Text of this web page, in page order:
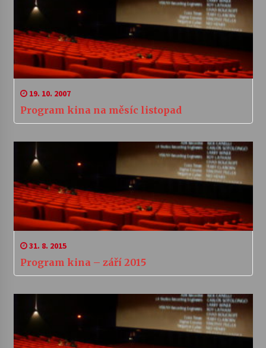
19. 10. 2007
Program kina na měsíc listopad
31. 8. 2015
Program kina – září 2015